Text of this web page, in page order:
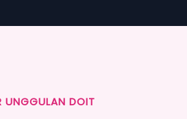
UNGGULAN DOIT